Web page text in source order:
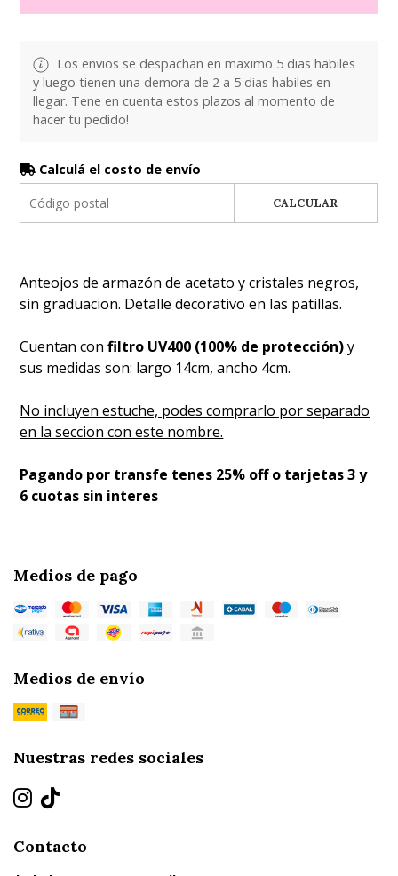
Los envios se despachan en maximo 5 dias habiles
y luego tienen una demora de 2 a 5 dias habiles en
llegar. Tene en cuenta estos plazos al momento de
hacer tu pedido!
Calculá el costo de envío
CALCULAR
Anteojos de armazón de acetato y cristales negros,
sin graduacion. Detalle decorativo en las patillas.
Cuentan confiltro UV400 (100% de protección)y
sus medidas son: largo 14cm, ancho 4cm.
No incluyen estuche, podes comprarlo por separado
en la seccion con este nombre.
Pagando por transfe tenes 25% off o tarjetas 3 y
6 cuotas sin interes
Medios de pago
Medios de envío
Nuestras redes sociales
Contacto